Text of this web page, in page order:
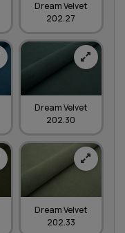
Dream Velvet
202.27
Dream Velvet
202.30
Dream Velvet
202.33